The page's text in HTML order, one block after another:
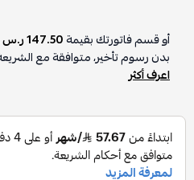
أو قسم فاتورتك بقيمة147.50 ر.س
بدون رسوم تأخير، متوافقة مع
اعرف أكثر